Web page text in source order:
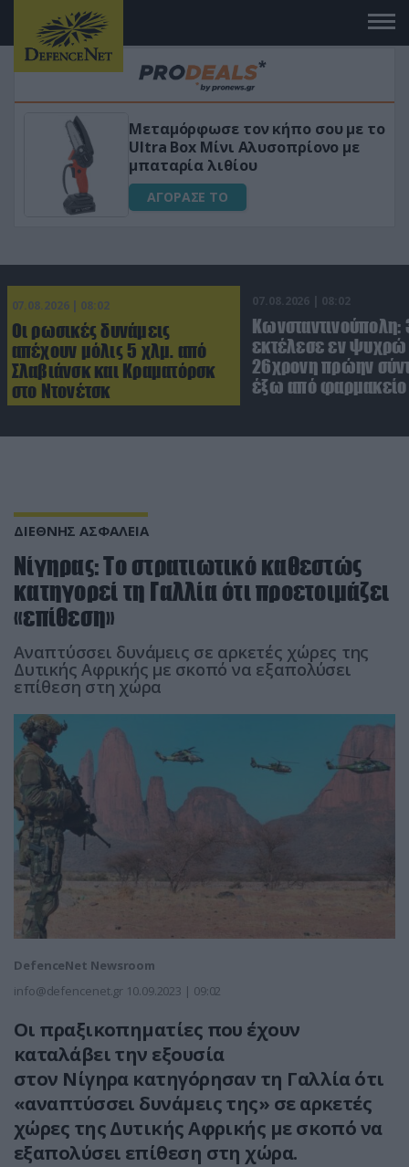
σου με το
με
«Μαγική» φόρμουλα
για αύξηση της λίμπιντο
ΑΓΟΡΑΣΕ ΤΟ
07.08.2026 | 08:02
Οι ρωσικές δυνάμεις
απέχουν μόλις 5 χλμ. από
Σλαβιάνσκ και Κραματόρσκ
στο Ντονέτσκ
07.08.2026 | 08:02
Κωνσταντινούπολη:
εκτέλεσε εν ψυχρώ
26χρονη πρώην
έξω από φαρμακείο
ΔΙΕΘΝΗΣ ΑΣΦΑΛΕΙΑ
Νίγηρας: Το στρατιωτικό καθεστώς
κατηγορεί τη Γαλλία ότι προετοιμάζει
«επίθεση»
Αναπτύσσει δυνάμεις σε αρκετές χώρες της
Δυτικής Αφρικής με σκοπό να εξαπολύσει
επίθεση στη χώρα
DefenceNet Newsroom
info@defencenet.gr 10.09.2023 | 09:02
Οι πραξικοπηματίες που έχουν
καταλάβει την εξουσία
στον Νίγηρα κατηγόρησαν τη Γαλλία ότι
«αναπτύσσει δυνάμεις της» σε αρκετές
χώρες της Δυτικής Αφρικής με σκοπό να
εξαπολύσει επίθεση στη χώρα.